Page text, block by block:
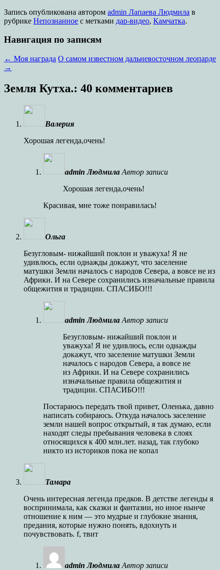
Запись опубликована автором admin Лапаева Людмила в
рубрике Непознанное с метками дар-видео, Камчатка.
Навигация по записям
← Моя награда О самом известном дальневосточном леопарде
→
Земля Кутха.: 40 комментариев
Валерия
Хорошая легенда,очень!
admin Людмила Автор записи
Хорошая легенда,очень!
Красивая, мне тоже понравилась!
Ольга
Безугловым- нижайший поклон и уважуха! Я не
удивлюсь, если однажды докажут, что заселение
матушки Земли началось с народов Севера, а вовсе не из
Африки. И на Севере сохранились изначальные правила
общежития и традиции. СПАСИБО!!!
admin Людмила Автор записи
Безугловым- нижайший поклон и
уважуха! Я не удивлюсь, если однажды
докажут, что заселение матушки Земли
началось с народов Севера, а вовсе не
из Африки. И на Севере сохранились
изначальные правила общежития и
традиции. СПАСИБО!!!
Постараюсь передать твой привет, Оленька, давно
написать собираюсь. Откуда началось заселение
земли нашей вопрос открытый, я так думаю, если
находят следы пребывания человека в слоях
относящихся к 400 млн.лет. назад, так глубоко
никто из историков пока не копал
Тамара
Очень интересная легенда предков. В детстве легенды я
воспринимала, как сказки и фантазии, но иное нынче
отношение к ним — это мудрые и глубокие знания,
предания, которые нужно понять, вдохнуть и
почувствовать. f, твит
admin Людмила Автор записи